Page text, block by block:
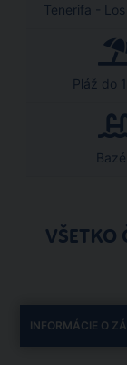
Tenerifa -
Pláž do
VŠETKO
INFORMÁCIE O